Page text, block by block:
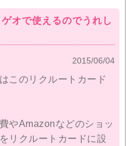
とかよく利用するの
行かないちょっと高め
オで使えるのでうれし
2015/06/04
このリクルートカード
やAmazonなどのショッ
リクルートカードに設